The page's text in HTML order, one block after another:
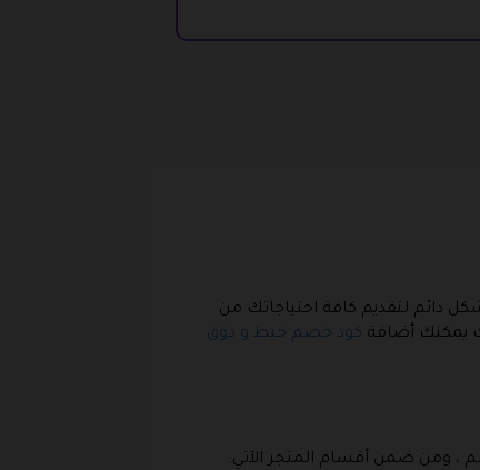
المتجر بشكل دائم لتقديم كافة احتياجاتك من
يمكنك أضافة كود خصم خيط و ذوق
، ومن ضمن أقسام المتجر الآتي: